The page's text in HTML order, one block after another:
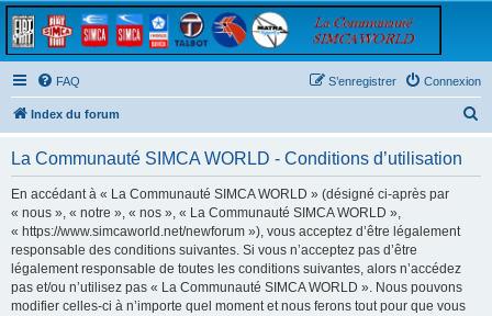
FAQ Connexion
S’enregistrer
Index du forum
La Communauté SIMCA WORLD - Conditions d’utilisation
En accédant à « La Communauté SIMCA WORLD » (désigné ci-après par
« nous », « notre », « nos », « La Communauté SIMCA WORLD »,
« https://www.simcaworld.net/newforum »), vous acceptez d’être légalement
responsable des conditions suivantes. Si vous n’acceptez pas d’être
légalement responsable de toutes les conditions suivantes, alors n’accédez
pas et/ou n’utilisez pas « La Communauté SIMCA WORLD ». Nous pouvons
modifier celles-ci à n’importe quel moment et nous ferons tout pour que vous